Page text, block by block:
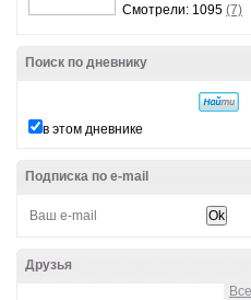
Смотрели: 1095 (7)
Поиск по дневнику
в этом дневнике
Подписка по e-mail
Друзья